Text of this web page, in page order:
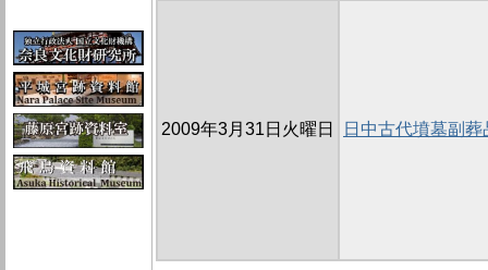
2009年3月31日火曜日 日中古代墳墓副